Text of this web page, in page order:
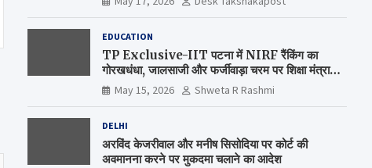
EDUCATION
TP Exclusive-IIT पटना में NIRF रैंकिंग का
गोरखधंधा, जालसाजी और फर्जीवाड़ा चरम पर शिक्षा मंत्रालय
कब जागेगा ?
May 15, 2026 Shweta R Rashmi
DELHI
अरविंद केजरीवाल और मनीष सिसोदिया पर कोर्ट की
अवमानना करने पर मुकदमा चलाने का आदेश